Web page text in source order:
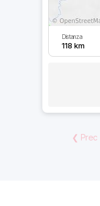
Distanza
118 km
❮ Prec